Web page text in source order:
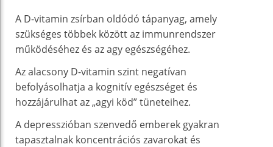
A D-vitamin zsírban oldódó tápanyag, amely
szükséges többek között az immunrendszer
működéséhez és az agy egészségéhez.
Az alacsony D-vitamin szint negatívan
befolyásolhatja a kognitív egészséget és
hozzájárulhat az „agyi köd” tüneteihez.
A depresszióban szenvedő emberek gyakran
tapasztalnak koncentrációs zavarokat és